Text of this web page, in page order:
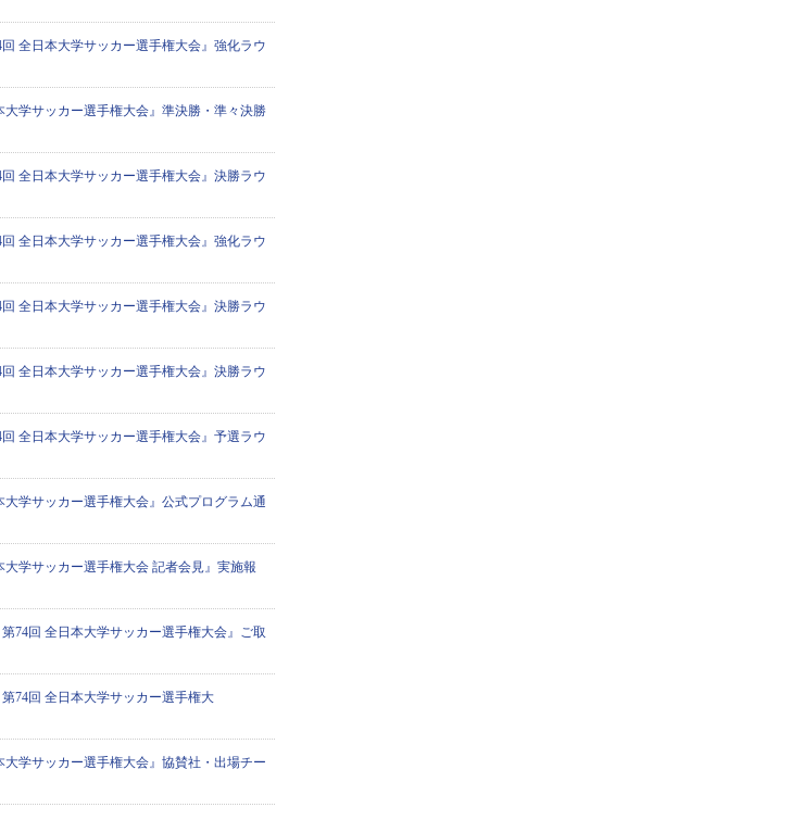
回 全日本大学サッカー選手権大会』強化ラウ
大学サッカー選手権大会』準決勝・準々決勝
回 全日本大学サッカー選手権大会』決勝ラウ
回 全日本大学サッカー選手権大会』強化ラウ
回 全日本大学サッカー選手権大会』決勝ラウ
回 全日本大学サッカー選手権大会』決勝ラウ
回 全日本大学サッカー選手権大会』予選ラウ
大学サッカー選手権大会』公式プログラム通
大学サッカー選手権大会 記者会見』実施報
第74回 全日本大学サッカー選手権大会』ご取
第74回 全日本大学サッカー選手権大
大学サッカー選手権大会』協賛社・出場チー